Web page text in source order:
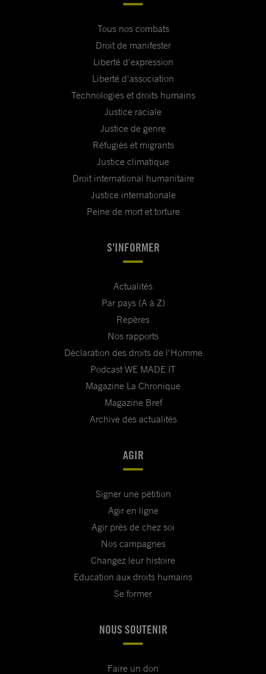
Tous nos combats
Droit de manifester
Liberté d'expression
Liberté d'association
Technologies et droits humains
Justice raciale
Justice de genre
Réfugiés et migrants
Justice climatique
Droit international humanitaire
Justice internationale
Peine de mort et torture
S'INFORMER
Actualités
Par pays (A à Z)
Repères
Nos rapports
Déclaration des droits de l'Homme
Podcast WE MADE IT
Magazine La Chronique
Magazine Bref
Archive des actualités
AGIR
Signer une pétition
Agir en ligne
Agir près de chez soi
Nos campagnes
Changez leur histoire
Education aux droits humains
Se former
NOUS SOUTENIR
Faire un don